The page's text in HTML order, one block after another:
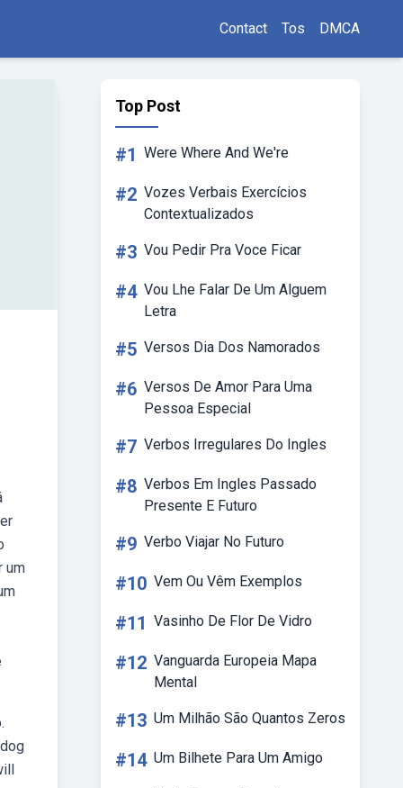
Contact Tos DMCA
um
Top Post
#1 Were Where And We're
#2 Vozes Verbais Exercícios
Contextualizados
#3 Vou Pedir Pra Voce Ficar
#4 Vou Lhe Falar De Um Alguem
Letra
#5 Versos Dia Dos Namorados
#6 Versos De Amor Para Uma
Pessoa Especial
#7 Verbos Irregulares Do Ingles
#8 Verbos Em Ingles Passado
Presente E Futuro
#9 Verbo Viajar No Futuro
#10 Vem Ou Vêm Exemplos
#11 Vasinho De Flor De Vidro
#12 Vanguarda Europeia Mapa
Mental
#13 Um Milhão São Quantos Zeros
#14 Um Bilhete Para Um Amigo